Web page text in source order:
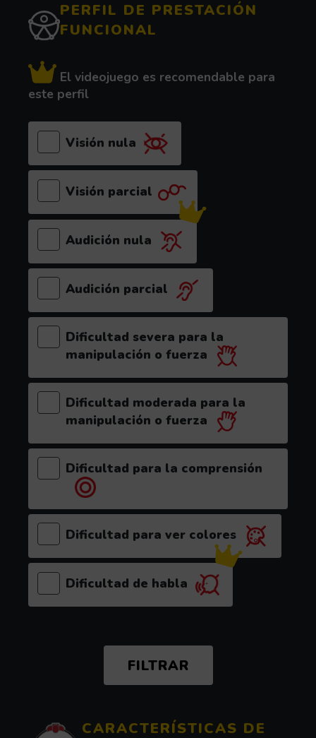
PERFIL DE PRESTACIÓN
FUNCIONAL
El videojuego es recomendable para
este perfil
Visión nula
Visión parcial
Audición nula
(el videojuego es recomendable para
Audición parcial
Dificultad severa para la
manipulación o fuerza
Dificultad moderada para la
manipulación o fuerza
Dificultad para la comprensión
Dificultad para ver colores
Dificultad de habla
(el videojuego es recomendable para
CARACTERÍSTICAS DE